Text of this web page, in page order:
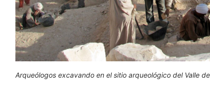
Arqueólogos excavando en el sitio arqueológico del Valle